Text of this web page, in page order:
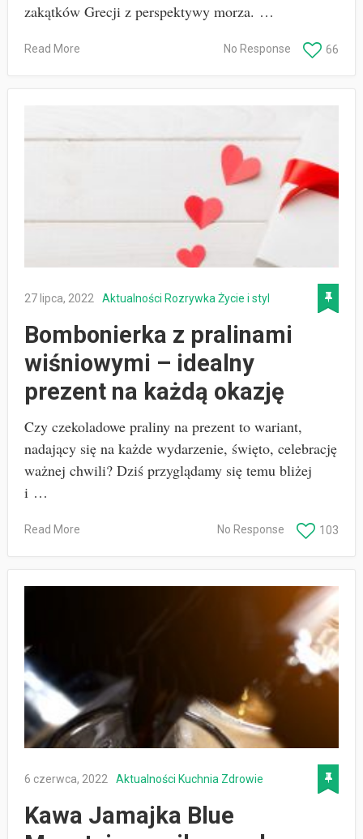
zakątków Grecji z perspektywy morza. …
Read More 66
No Response
27 lipca, 2022 Aktualności Rozrywka Życie i styl
Bombonierka z pralinami
wiśniowymi – idealny
prezent na każdą okazję
Czy czekoladowe praliny na prezent to wariant,
nadający się na każde wydarzenie, święto, celebrację
ważnej chwili? Dziś przyglądamy się temu bliżej
i …
Read More 103
No Response
6 czerwca, 2022 Aktualności Kuchnia Zdrowie
Kawa Jamajka Blue